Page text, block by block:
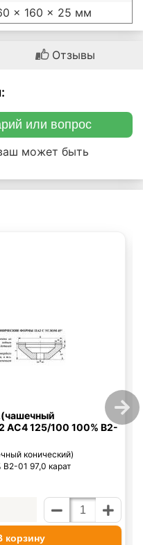
× 160 × 25 мм
Отзывы
или вопрос
может быть
АС4 125/100 100% В2-
конический)
01 97,0 карат
корзину